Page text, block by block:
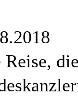
Reise,